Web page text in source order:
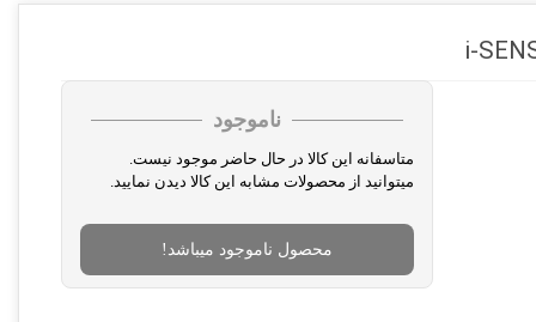
ناموجود
متاسفانه این کالا در حال حاضر موجود نیست.
میتوانید از محصولات مشابه این کالا دیدن نمایید.
محصول ناموجود میباشد!